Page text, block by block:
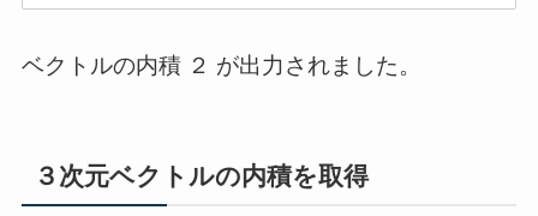
ベクトルの内積 ２ が出力されました。
３次元ベクトルの内積を取得